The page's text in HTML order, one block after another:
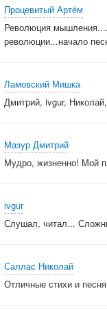
От родника лишь память,
И нечего добавить
Незрячими руками
Исправлен перевод.
Достояние
Помнить делающего в
Наведён на страх прицел.
Грохот славы бытия в
Он рисовал цикл жизни
Процевитый Артём
Революция
революции...начало
Ламовский Мишка
Дмитрий, ivgur,
Мазур Дмитрий
Мудро, жизненно! Мой
ivgur
Слушал, читал...
Саллас Николай
Отличные стихи и